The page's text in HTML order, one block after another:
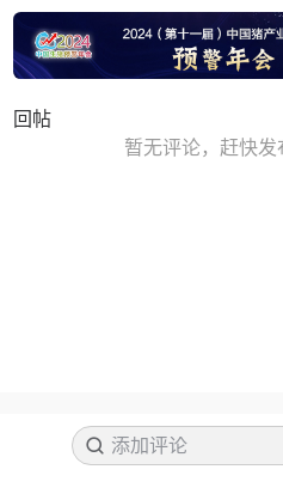
回帖
暂无评论，赶快发
添加评论